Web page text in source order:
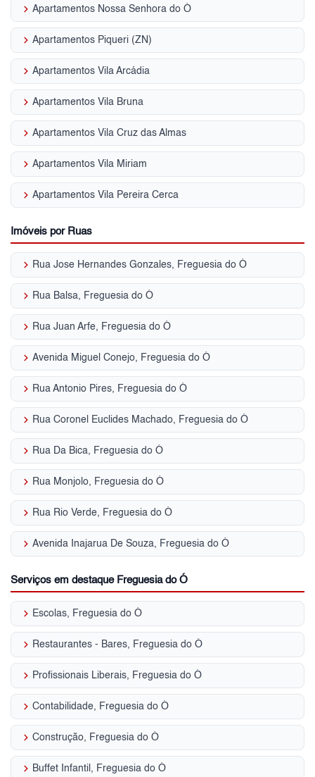
keyboard_arrow_right Apartamentos Nossa Senhora do Ó
keyboard_arrow_right Apartamentos Piqueri (ZN)
keyboard_arrow_right Apartamentos Vila Arcádia
keyboard_arrow_right Apartamentos Vila Bruna
keyboard_arrow_right Apartamentos Vila Cruz das Almas
keyboard_arrow_right Apartamentos Vila Miriam
keyboard_arrow_right Apartamentos Vila Pereira Cerca
Imóveis por Ruas
keyboard_arrow_right Rua Jose Hernandes Gonzales, Freguesia do Ó
keyboard_arrow_right Rua Balsa, Freguesia do Ó
keyboard_arrow_right Rua Juan Arfe, Freguesia do Ó
keyboard_arrow_right Avenida Miguel Conejo, Freguesia do Ó
keyboard_arrow_right Rua Antonio Pires, Freguesia do Ó
keyboard_arrow_right Rua Coronel Euclides Machado, Freguesia do Ó
keyboard_arrow_right Rua Da Bica, Freguesia do Ó
keyboard_arrow_right Rua Monjolo, Freguesia do Ó
keyboard_arrow_right Rua Rio Verde, Freguesia do Ó
keyboard_arrow_right Avenida Inajarua De Souza, Freguesia do Ó
Serviços em destaque Freguesia do Ó
keyboard_arrow_right Escolas, Freguesia do Ó
keyboard_arrow_right Restaurantes - Bares, Freguesia do Ó
keyboard_arrow_right Profissionais Liberais, Freguesia do Ó
keyboard_arrow_right Contabilidade, Freguesia do Ó
keyboard_arrow_right Construção, Freguesia do Ó
keyboard_arrow_right Buffet Infantil, Freguesia do Ó